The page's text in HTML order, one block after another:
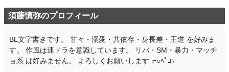
須藤慎弥のプロフィール
BL文字書きです。 甘々・溺愛・共依存・身長差・王道 を好みま
す。 作風は連ドラを意識しています。 リバ・SM・暴力・マッチ
ョ系 は好みません。 よろしくお願いします┏○ﾍﾟｺｯ